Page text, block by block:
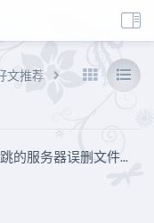
文推荐 东拉西扯
妹子你真萌：一次心惊肉跳的服务器误删文件的恢复过程